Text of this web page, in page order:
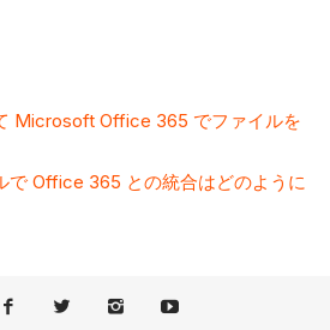
Microsoft Office 365 でファイルを
で Office 365 との統合はどのように